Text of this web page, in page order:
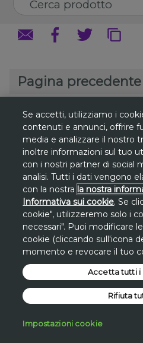
Pagina precedente
Gli sconti sono riferiti
degli ultimi 30 giorni
non
**PromozionePromo
solo dal 7 al 10
Losconto di 30€ si
spesa minima di 100€
ilcodice
*Promo San
direttamente sul
fronte di una
Se accetti, utilizziamo i
contenuti e annunci, offrire
media e analizzare il nostro
inoltre informazioni sul tuo
con i nostri partner di social
analisi. Tutti i dati vengono
con la nostra la nostra
Informativa sui cookie. Se
cookie", utilizzeremo solo i
necessari". Puoi modificare
cookie (cliccando sull'icona
momento e revocare il tuo
Impostazioni cookie
Rifiuta
Accetta tutti i